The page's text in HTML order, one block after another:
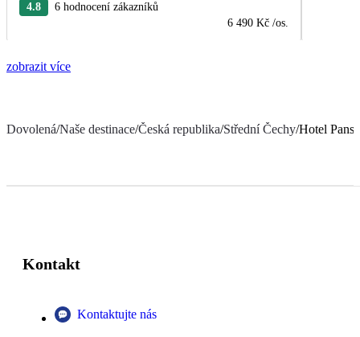
4.8
6 hodnocení zákazníků
6 490 Kč /os.
zobrazit více
Dovolená/Naše destinace/Česká republika/Střední Čechy/Hotel
Kontakt
Kontaktujte nás